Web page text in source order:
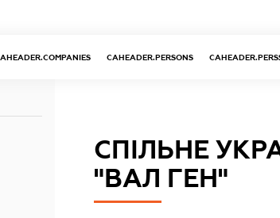
CAHEADER.PERSONS
СПІЛЬНЕ
"ВАЛ ГЕН"